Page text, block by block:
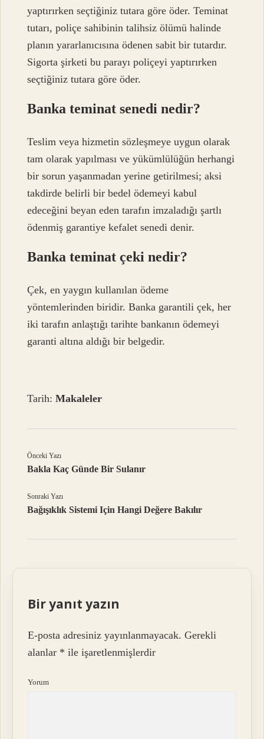
yaptırırken seçtiğiniz tutara göre öder. Teminat
tutarı, poliçe sahibinin talihsiz ölümü halinde
planın yararlanıcısına ödenen sabit bir tutardır.
Sigorta şirketi bu parayı poliçeyi yaptırırken
seçtiğiniz tutara göre öder.
Banka teminat senedi nedir?
Teslim veya hizmetin sözleşmeye uygun olarak
tam olarak yapılması ve yükümlülüğün herhangi
bir sorun yaşanmadan yerine getirilmesi; aksi
takdirde belirli bir bedel ödemeyi kabul
edeceğini beyan eden tarafın imzaladığı şartlı
ödenmiş garantiye kefalet senedi denir.
Banka teminat çeki nedir?
Çek, en yaygın kullanılan ödeme
yöntemlerinden biridir. Banka garantili çek, her
iki tarafın anlaştığı tarihte bankanın ödemeyi
garanti altına aldığı bir belgedir.
Tarih:Makaleler
Önceki Yazı
Bakla Kaç Günde Bir Sulanır
Sonraki Yazı
Bağışıklık Sistemi Için Hangi Değere Bakılır
Bir yanıt yazın
E-posta adresiniz yayınlanmayacak. Gerekli
alanlar * ile işaretlenmişlerdir
Yorum